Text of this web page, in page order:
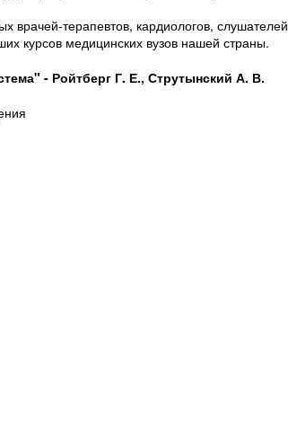
врачей-терапевтов, кардиологов, слушателей
курсов медицинских вузов нашей страны.
- Ройтберг Г. Е., Струтынский А. В.